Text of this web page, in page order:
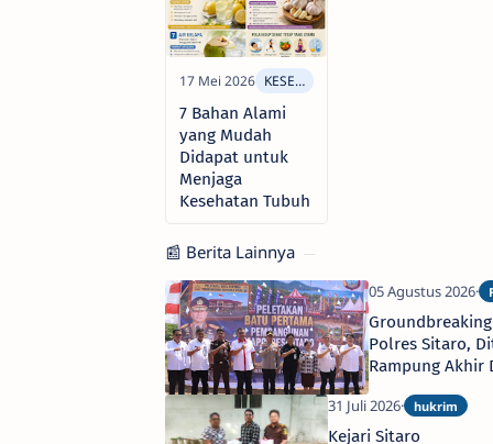
7 Bahan Alami
yang Mudah
Didapat untuk
Menjaga
Kesehatan Tubuh
📰 Berita Lainnya
Polres Sitaro,
Rampung Akhir
Kejari Sitaro